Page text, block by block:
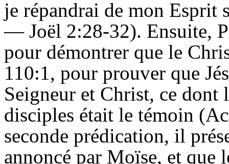
je répandrai de mon Esprit
— Joël 2:28-32). Ensuite,
pour démontrer que le
110:1, pour prouver que
Seigneur et Christ, ce dont
disciples était le témoin
seconde prédication, il
annoncé par Moïse, et que